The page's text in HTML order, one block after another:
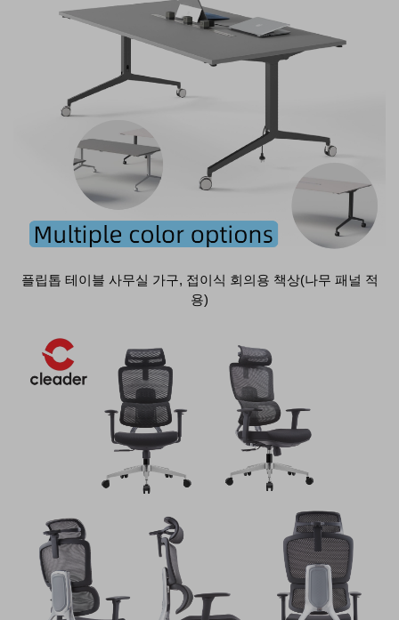
플립톱 테이블 사무실 가구, 접이식 회의용 책상(나무 패널 적
용)